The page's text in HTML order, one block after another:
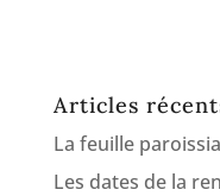
Articles
La feuille
Les dates de la